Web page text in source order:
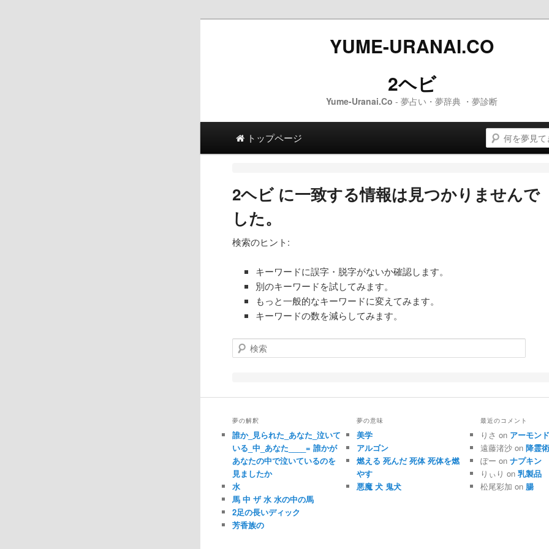
YUME-URANAI.CO
2ヘビ
Yume-Uranai.Co - 夢占い・夢辞典 ・夢診断
メイン コンテンツへスキップします。
二次コンテンツへスキップします。
トップページ
2ヘビに一致する情報は見つかりませんで
した。
検索のヒント:
キーワードに誤字・脱字がないか確認します。
別のキーワードを試してみます。
もっと一般的なキーワードに変えてみます。
キーワードの数を減らしてみます。
検索
夢の解釈
誰か_見られた_あなた_泣いて
いる_中_あなた____= 誰かが
あなたの中で泣いているのを
見ましたか
水
馬 中 ザ 水 水の中の馬
2足の長いディック
芳香族の
夢の意味
美学
アルゴン
燃える 死んだ 死体 死体を燃
やす
悪魔 犬 鬼犬
最近のコメント
りさ on アーモンド
遠藤渚沙 on 降霊
ぽー on ナプキン
りぃり on 乳製品
松尾彩加 on 腸